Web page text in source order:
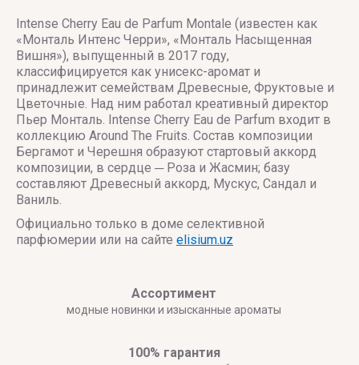
Intense Cherry Eau de Parfum Montale (известен как
«Монталь Интенс Черри», «Монталь Насыщенная
Вишня»), выпущенный в 2017 году,
классифицируется как унисекс-аромат и
принадлежит семействам Древесные, Фруктовые и
Цветочные. Над ним работал креативный директор
Пьер Монталь. Intense Cherry Eau de Parfum входит в
коллекцию Around The Fruits. Состав композиции
Бергамот и Черешня образуют стартовый аккорд
композиции, в сердце ─ Роза и Жасмин; базу
составляют Древесный аккорд, Мускус, Сандал и
Ваниль.
Официально только в доме селективной
парфюмерии или на сайте elisium.uz
Ассортимент
модные новинки и изысканные ароматы
100% гарантия